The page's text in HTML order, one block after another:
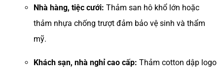
Nhà hàng, tiệc cưới: Thảm san hô khổ lớn hoặc
thảm nhựa chống trượt đảm bảo vệ sinh và thẩm
mỹ.
Khách sạn, nhà nghỉ cao cấp: Thảm cotton dập logo